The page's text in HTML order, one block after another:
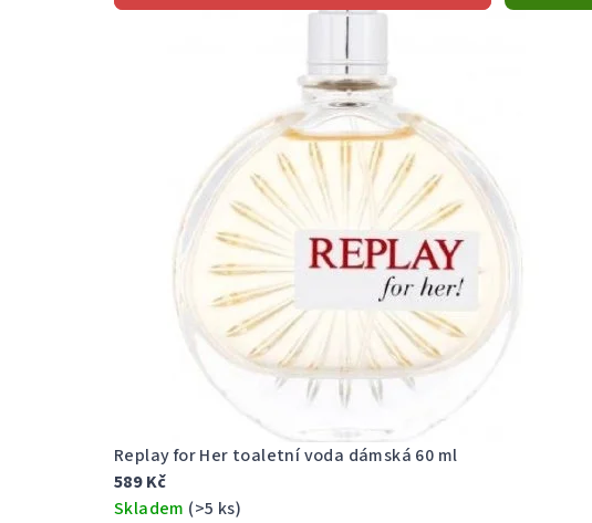
e
š
Replay for Her toaletní voda dámská 60 ml
589 Kč
Skladem (>5 ks)